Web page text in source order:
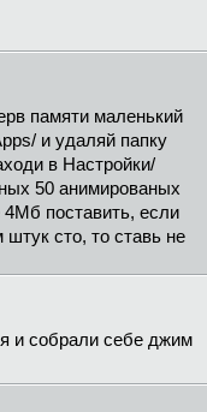
памяти маленький
и удаляй папку
в Настройки/
50 анимированых
4Мб поставить, если
сто, то ставь не
и собрали себе джим